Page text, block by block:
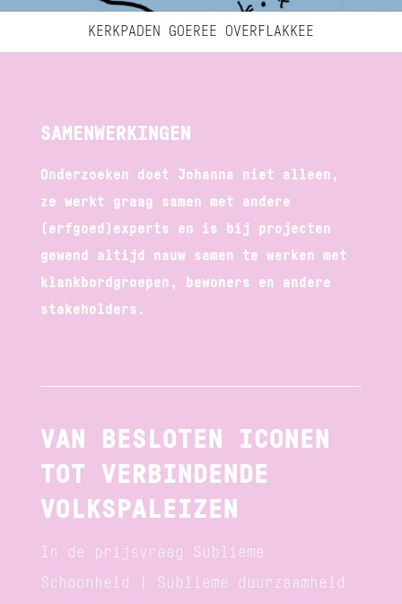
KERKPADEN GOEREE OVERFLAKKEE
SAMENWERKINGEN
Onderzoeken doet Johanna niet alleen,
ze werkt graag samen met andere
(erfgoed)experts en is bij projecten
gewend altijd nauw samen te werken met
klankbordgroepen, bewoners en andere
stakeholders.
VAN BESLOTEN ICONEN
TOT VERBINDENDE
VOLKSPALEIZEN
In de prijsvraag Sublieme
Schoonheid | Sublieme duurzaamheid